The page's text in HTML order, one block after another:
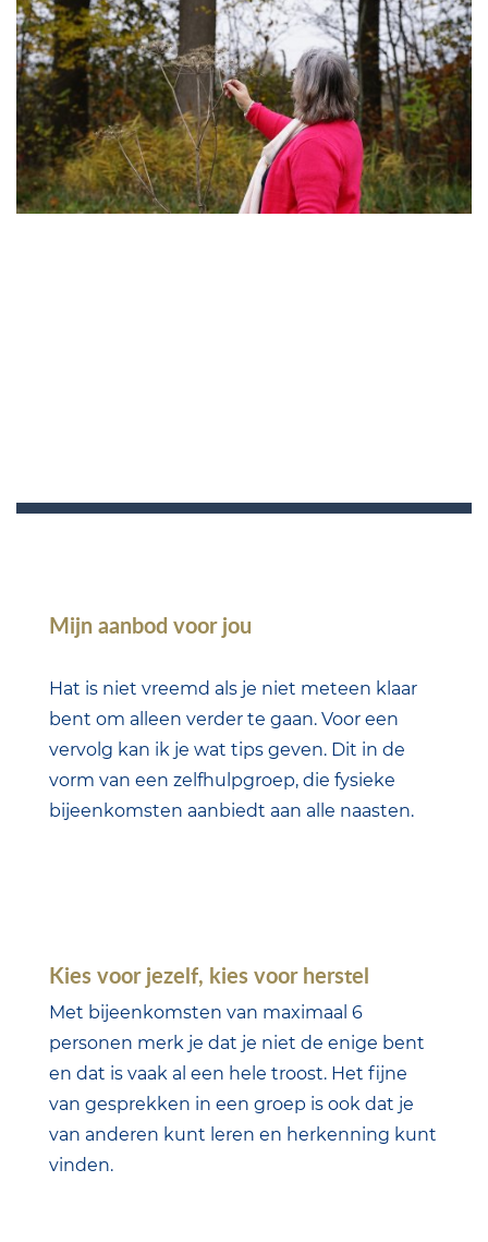
Mijn aanbod voor jou
Hat is niet vreemd als je niet meteen klaar
bent om alleen verder te gaan. Voor een
vervolg kan ik je wat tips geven. Dit in de
vorm van een zelfhulpgroep, die fysieke
bijeenkomsten aanbiedt aan alle naasten.
Kies voor jezelf, kies voor herstel
Met bijeenkomsten van maximaal 6
personen merk je dat je niet de enige bent
en dat is vaak al een hele troost. Het fijne
van gesprekken in een groep is ook dat je
van anderen kunt leren en herkenning kunt
vinden.